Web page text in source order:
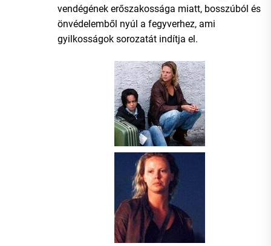
vendégének erőszakossága miatt, bosszúból és
önvédelemből nyúl a fegyverhez, ami
gyilkosságok sorozatát indítja el.